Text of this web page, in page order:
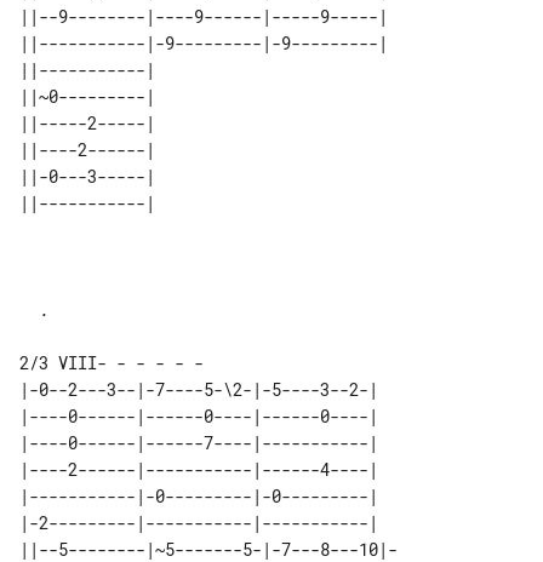
||--9--------|----9------|-----9-----|
||-----------|-9---------|-9---------|
||-----------|
||~0---------|
||-----2-----|
||----2------|
||-0---3-----|
|-0--2---3--|-7----5-\2-|-5----3--2-|
|----0------|------0----|------0----|
|----0------|------7----|-----------|
|----2------|-----------|------4----|
|-----------|-0---------|-0---------|
|-2---------|-----------|-----------|
||--5--------|~5-------5-|-7---8---10|-